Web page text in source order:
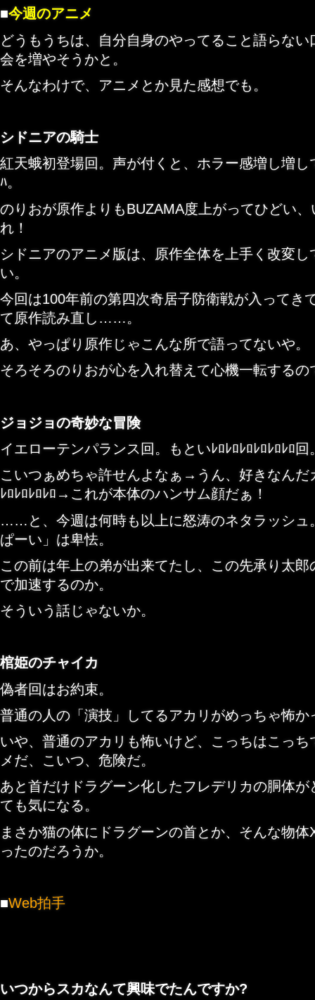
■今週のアニメ
どうもうちは、自分自身のやってること語らな
会を増やそうかと。
そんなわけで、アニメとか見た感想でも。
シドニアの騎士
紅天蛾初登場回。声が付くと、ホラー感増し増し
ﾊ。
のりおが原作よりもBUZAMA度上がってひどい
れ！
シドニアのアニメ版は、原作全体を上手く改変
い。
今回は100年前の第四次奇居子防衛戦が入ってき
て原作読み直し……。
あ、やっぱり原作じゃこんな所で語ってないや。
そろそろのりおが心を入れ替えて心機一転するの
ジョジョの奇妙な冒険
イエローテンパランス回。もといﾚﾛﾚﾛﾚﾛﾚﾛﾚﾛﾚﾛ回
こいつぁめちゃ許せんよなぁ→うん、好きなん
ﾚﾛﾚﾛﾚﾛﾚﾛ→これが本体のハンサム顔だぁ！
……と、今週は何時も以上に怒涛のネタラッシュ
ぱーい」は卑怯。
この前は年上の弟が出来てたし、この先承り太
で加速するのか。
そういう話じゃないか。
棺姫のチャイカ
偽者回はお約束。
普通の人の「演技」してるアカリがめっちゃ怖か
いや、普通のアカリも怖いけど、こっちはこっ
メだ、こいつ、危険だ。
あと首だけドラグーン化したフレデリカの胴体
ても気になる。
まさか猫の体にドラグーンの首とか、そんな物
ったのだろうか。
■Web拍手
いつからスカなんて興味でたんですか?